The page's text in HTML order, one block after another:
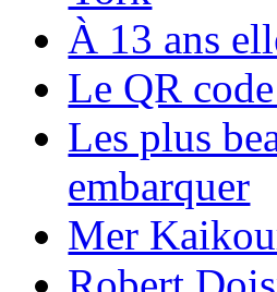
À 13 ans
Le QR
Les plus
embarquer
Mer